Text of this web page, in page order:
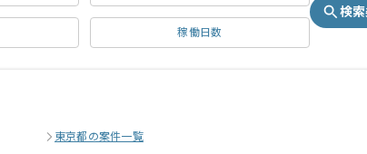
稼働日数
検
東京都の案件一覧